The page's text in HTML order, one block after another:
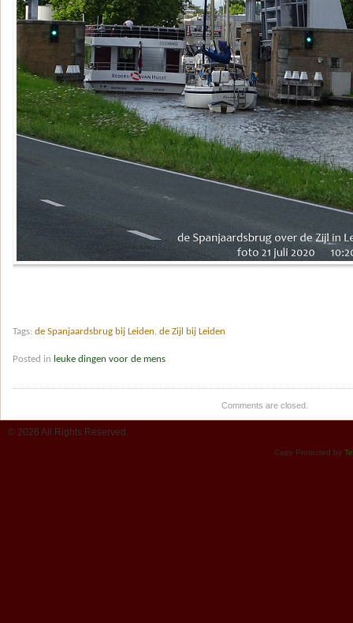
Tags: de Spanjaardsbrug bij Leiden de Zijl bij Leiden
Posted in leuke dingen voor de mens
Comments are closed.
© 2026 All Rights Reserved.
Copy Protected by